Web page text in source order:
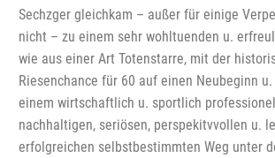
Sechzger gleichkam – außer für einige
nicht – zu einem sehr wohltuenden u.
wie aus einer Art Totenstarre, mit der
Riesenchance für 60 auf einen Neubeginn
einem wirtschaftlich u. sportlich
nachhaltigen, seriösen, perspekitvvollen u.
erfolgreichen selbstbestimmten Weg unter